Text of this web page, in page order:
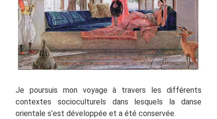
Je poursuis mon voyage à travers les différents
contextes socioculturels dans lesquels la danse
orientale s’est développée et a été conservée.